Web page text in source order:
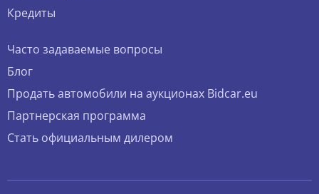
Кредиты
Часто задаваемые вопросы
Блог
Продать автомобили на аукционах Bidcar.eu
Партнерская программа
Стать официальным дилером